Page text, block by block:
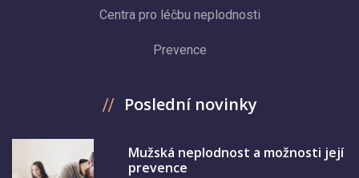
Centra pro léčbu neplodnosti
Prevence
Poslední novinky
Mužská neplodnost a možnosti její
prevence